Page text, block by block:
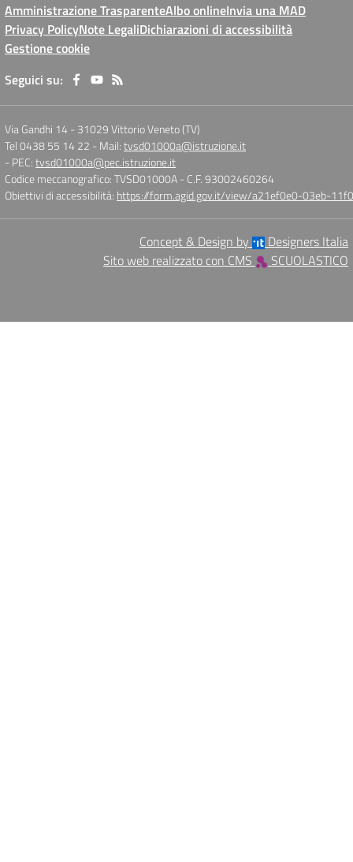
Amministrazione TrasparenteAlbo onlineInvia una MAD
Privacy PolicyNote LegaliDichiarazioni di accessibilità
Gestione cookie
Seguici su:
Via Gandhi 14 - 31029 Vittorio Veneto (TV)
Tel 0438 55 14 22 - Mail:tvsd01000a@istruzione.it
- PEC:tvsd01000a@pec.istruzione.it
Codice meccanografico: TVSD01000A- C.F. 93002460264
Obiettivi di accessibilità: https://form.agid.gov.it/view/a21ef0e0-03eb-
Concept & Design by
Designers Italia
Sito web realizzato con CMS
SCUOLASTICO